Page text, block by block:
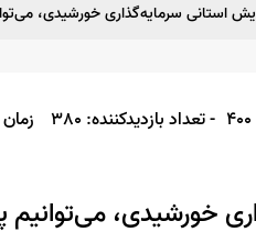
استانی سرمایه‌گذاری خورشیدی،
- تعداد بازدیدکننده: 380
زمان
خورشیدی،